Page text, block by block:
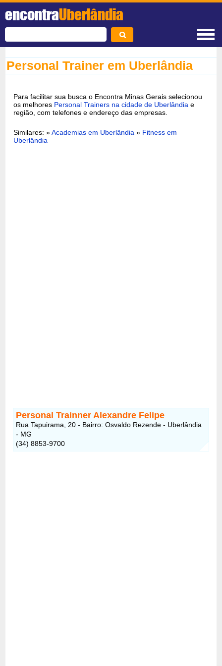
encontraUberlândia
Personal Trainer em Uberlândia
Para facilitar sua busca o Encontra Minas Gerais selecionou
os melhores Personal Trainers na cidade de Uberlândia e
região, com telefones e endereço das empresas.
Similares: »Academias em Uberlândia » Fitness em
Uberlândia
Personal Trainner Alexandre Felipe
Rua Tapuirama, 20 - Bairro: Osvaldo Rezende - Uberlândia
- MG
(34) 8853-9700